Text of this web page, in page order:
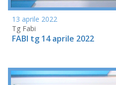
13 aprile 2022
Tg Fabi
FABI tg 14 aprile 2022